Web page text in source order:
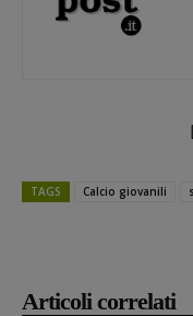
Articoli correlati
TAGS Calcio giovanili